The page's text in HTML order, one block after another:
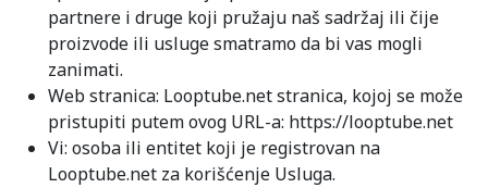
partnere i druge koji pružaju naš sadržaj ili čije
proizvode ili usluge smatramo da bi vas mogli
zanimati.
Web stranica: Looptube.net stranica, kojoj se može
pristupiti putem ovog URL-a: https://looptube.net
Vi: osoba ili entitet koji je registrovan na
Looptube.net za korišćenje Usluga.